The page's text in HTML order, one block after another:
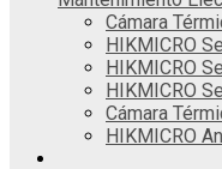
Cámara
HIKMICRO
HIKMICRO
HIKMICRO
Cámara
HIKMICRO